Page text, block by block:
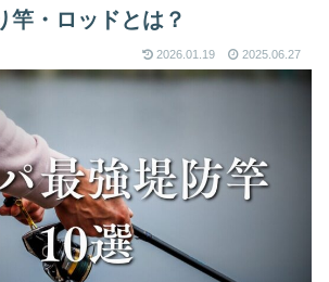
竿・ロッドとは？
2026.01.19 2025.06.27